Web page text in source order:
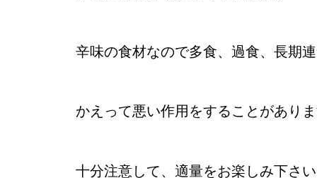
辛味の食材なので多食、過食、長期
かえって悪い作用をすることがあり
十分注意して、適量をお楽しみ下さ